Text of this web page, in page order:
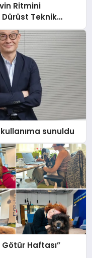
Ritmini
Dürüst Teknik
sunuldu
Haftası”